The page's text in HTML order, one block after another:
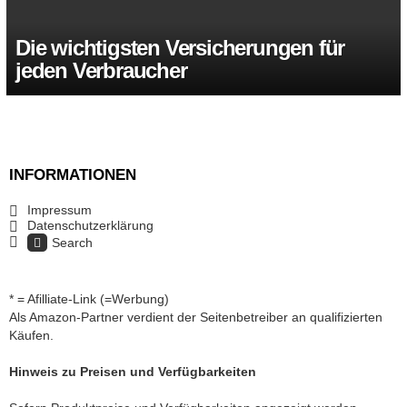
Die wichtigsten Versicherungen für
jeden Verbraucher
INFORMATIONEN
Impressum
Datenschutzerklärung
Search
* = Afilliate-Link (=Werbung)
Als Amazon-Partner verdient der Seitenbetreiber an qualifizierten
Käufen.
Hinweis zu Preisen und Verfügbarkeiten